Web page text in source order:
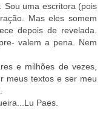
Sou uma escritora (pois
Mas eles somem
depois de revelada.
valem a pena. Nem
e milhões de vezes,
meus textos e ser meu
Paes.